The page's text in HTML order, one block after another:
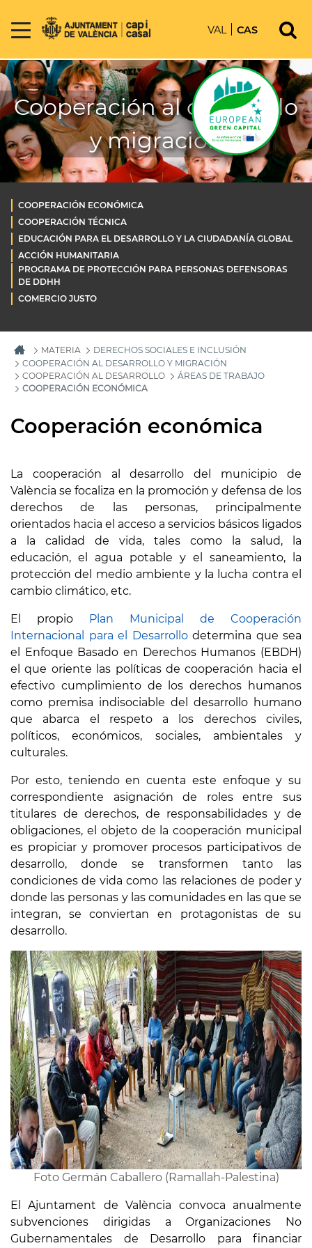
VAL CAS
Cooperación al desarrollo
y migración
COOPERACIÓN ECONÓMICA
COOPERACIÓN TÉCNICA
EDUCACIÓN PARA EL DESARROLLO Y LA CIUDADANÍA GLOBAL
ACCIÓN HUMANITARIA
PROGRAMA DE PROTECCIÓN PARA PERSONAS DEFENSORAS
DE DDHH
COMERCIO JUSTO
MATERIA
DERECHOS SOCIALES E INCLUSIÓN
COOPERACIÓN AL DESARROLLO Y MIGRACIÓN
COOPERACIÓN AL DESARROLLO
ÁREAS DE TRABAJO
COOPERACIÓN ECONÓMICA
Cooperación económica
La cooperación al desarrollo del municipio de
València se focaliza en la promoción y defensa de los
derechos de las personas, principalmente
orientados hacia el acceso a servicios básicos ligados
a la calidad de vida, tales como la salud, la
educación, el agua potable y el saneamiento, la
protección del medio ambiente y la lucha contra el
cambio climático, etc.
El propio
Plan Municipal de Cooperación
Internacional para el Desarrollodetermina que sea
el Enfoque Basado en Derechos Humanos (EBDH)
el que oriente las políticas de cooperación hacia el
efectivo cumplimiento de los derechos humanos
como premisa indisociable del desarrollo humano
que abarca el respeto a los derechos civiles,
políticos, económicos, sociales, ambientales y
culturales.
Por esto, teniendo en cuenta este enfoque y su
correspondiente asignación de roles entre sus
titulares de derechos, de responsabilidades y de
obligaciones, el objeto de la cooperación municipal
es propiciar y promover procesos participativos de
desarrollo, donde se transformen tanto las
condiciones de vida como las relaciones de poder y
donde las personas y las comunidades en las que se
integran, se conviertan en protagonistas de su
desarrollo.
Foto Germán Caballero (Ramallah-Palestina)
El Ajuntament de València convoca anualmente
subvenciones dirigidas a Organizaciones No
Gubernamentales de Desarrollo para financiar